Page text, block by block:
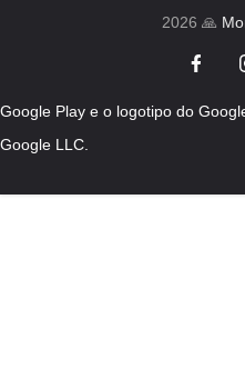
2026 🙏
Google Play e o logotipo do
Google LLC.